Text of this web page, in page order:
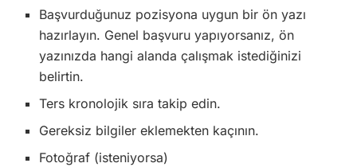
Başvurduğunuz pozisyona uygun bir ön yazı
hazırlayın. Genel başvuru yapıyorsanız, ön
yazınızda hangi alanda çalışmak istediğinizi
belirtin.
Ters kronolojik sıra takip edin.
Gereksiz bilgiler eklemekten kaçının.
Fotoğraf (isteniyorsa)